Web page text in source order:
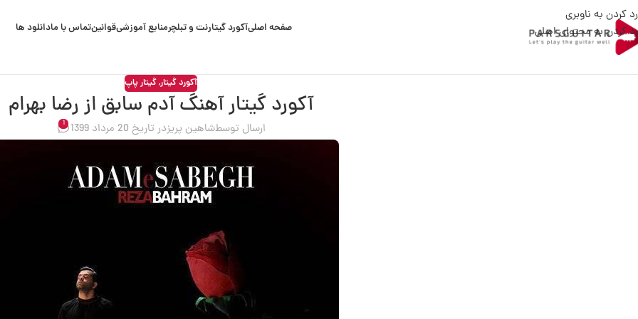
رد کردن به ناوبری
رد کردن به محتوای اصلی
صفحه اصلیآکورد گیتارنت و تبلچرمنابع آموزشیقوانینتماس با مادانلود ها
آکورد گیتار,گیتار پاپ
آکورد گیتار آهنگ آدم سابق از رضا بهرام
ارسال توسطشاهین پریزدر تاریخ 20 مرداد 1399 1